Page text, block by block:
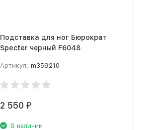
Подставка для ног Бюрократ
Specter черный F6048
Артикул: m359210
2 550 ₽
В наличии